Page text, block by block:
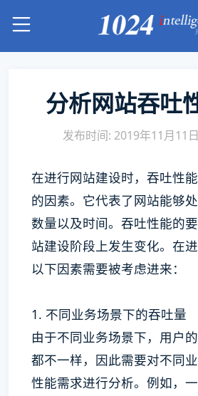
分析网站吞吐
发布时间: 2019年11月11日
在进行网站建设时，吞吐性
的因素。它代表了网站能够
数量以及时间。吞吐性能的
站建设阶段上发生变化。在进
以下因素需要被考虑进来：
1. 不同业务场景下的吞吐量
由于不同业务场景下，用户
都不一样，因此需要对不同
性能需求进行分析。例如，